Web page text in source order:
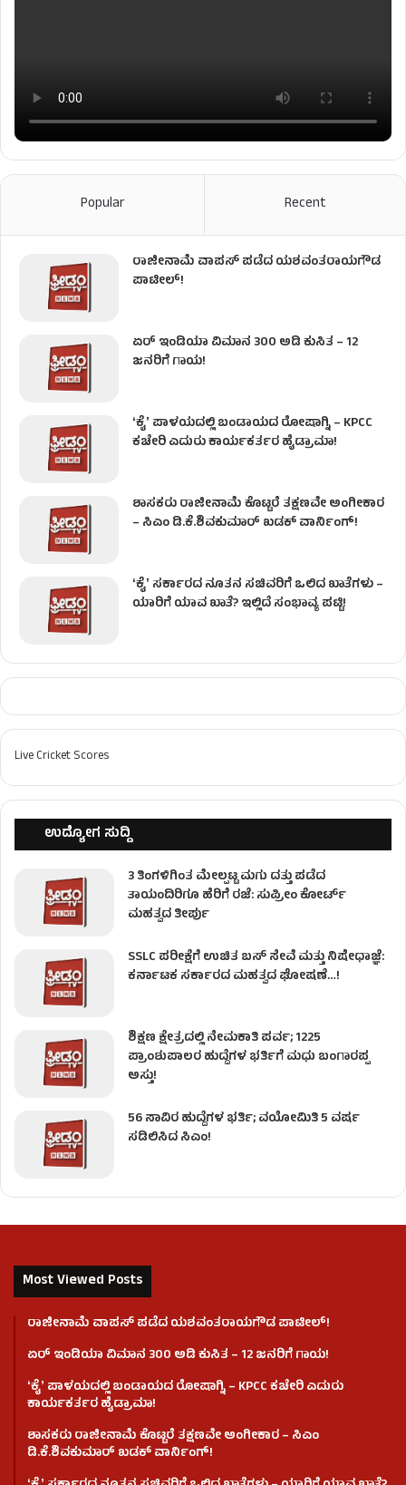
Popular Recent
ರಾಜೀನಾಮೆ ವಾಪಸ್ ಪಡೆದ ಯಶವಂತರಾಯಗೌಡ
ಪಾಟೀಲ್‌!
ಏರ್ ಇಂಡಿಯಾ ವಿಮಾನ 300 ಅಡಿ ಕುಸಿತ – 12
ಜನರಿಗೆ ಗಾಯ!
ʻಕೈʼ​ ಪಾಳಯದಲ್ಲಿ ಬಂಡಾಯದ ರೋಷಾಗ್ನಿ – KPCC
ಕಚೇರಿ ಎದುರು ಕಾರ್ಯಕರ್ತರ ಹೈಡ್ರಾಮಾ!
ಶಾಸಕರು ರಾಜೀನಾಮೆ ಕೊಟ್ಟರೆ ತಕ್ಷಣವೇ ಅಂಗೀಕಾರ
– ಸಿಎಂ ಡಿ.ಕೆ.ಶಿವಕುಮಾರ್ ಖಡಕ್ ವಾರ್ನಿಂಗ್!
ʻಕೈʼ ಸರ್ಕಾರದ ನೂತನ ಸಚಿವರಿಗೆ ಒಲಿದ ಖಾತೆಗಳು –
ಯಾರಿಗೆ ಯಾವ ಖಾತೆ? ಇಲ್ಲಿದೆ ಸಂಭಾವ್ಯ ಪಟ್ಟಿ!
Live Cricket Scores
ಉದ್ಯೋಗ ಸುದ್ದಿ
3 ತಿಂಗಳಿಗಿಂತ ಮೇಲ್ಪಟ್ಟ ಮಗು ದತ್ತು ಪಡೆದ
ತಾಯಂದಿರಿಗೂ ಹೆರಿಗೆ ರಜೆ: ಸುಪ್ರೀಂ ಕೋರ್ಟ್
ಮಹತ್ವದ ತೀರ್ಪು
SSLC ಪರೀಕ್ಷೆಗೆ ಉಚಿತ ಬಸ್ ಸೇವೆ ಮತ್ತು ನಿಷೇಧಾಜ್ಞೆ:
ಕರ್ನಾಟಕ ಸರ್ಕಾರದ ಮಹತ್ವದ ಘೋಷಣೆ…!
ಶಿಕ್ಷಣ ಕ್ಷೇತ್ರದಲ್ಲಿ ನೇಮಕಾತಿ ಪರ್ವ; 1225
ಪ್ರಾಂಶುಪಾಲರ ಹುದ್ದೆಗಳ ಭರ್ತಿಗೆ ಮಧು ಬಂಗಾರಪ್ಪ
ಅಸ್ತು!
56 ಸಾವಿರ ಹುದ್ದೆಗಳ ಭರ್ತಿ; ವಯೋಮಿತಿ 5 ವರ್ಷ
ಸಡಿಲಿಸಿದ ಸಿಎಂ!
Most Viewed Posts
ರಾಜೀನಾಮೆ ವಾಪಸ್ ಪಡೆದ ಯಶವಂತರಾಯಗೌಡ ಪಾಟೀಲ್‌!
ಏರ್ ಇಂಡಿಯಾ ವಿಮಾನ 300 ಅಡಿ ಕುಸಿತ – 12 ಜನರಿಗೆ ಗಾಯ!
ʻಕೈʼ​ ಪಾಳಯದಲ್ಲಿ ಬಂಡಾಯದ ರೋಷಾಗ್ನಿ – KPCC ಕಚೇರಿ ಎದುರು
ಕಾರ್ಯಕರ್ತರ ಹೈಡ್ರಾಮಾ!
ಶಾಸಕರು ರಾಜೀನಾಮೆ ಕೊಟ್ಟರೆ ತಕ್ಷಣವೇ ಅಂಗೀಕಾರ – ಸಿಎಂ
ಡಿ.ಕೆ.ಶಿವಕುಮಾರ್ ಖಡಕ್ ವಾರ್ನಿಂಗ್!